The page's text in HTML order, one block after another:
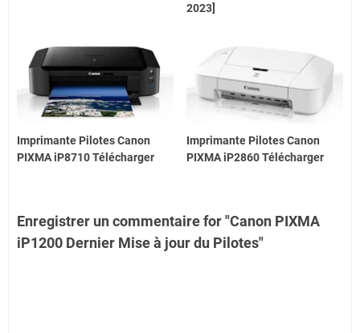
2023]
Imprimante Pilotes Canon
PIXMA iP8710 Télécharger
Imprimante Pilotes Canon
PIXMA iP2860 Télécharger
Enregistrer un commentaire for "Canon PIXMA
iP1200 Dernier Mise à jour du Pilotes"